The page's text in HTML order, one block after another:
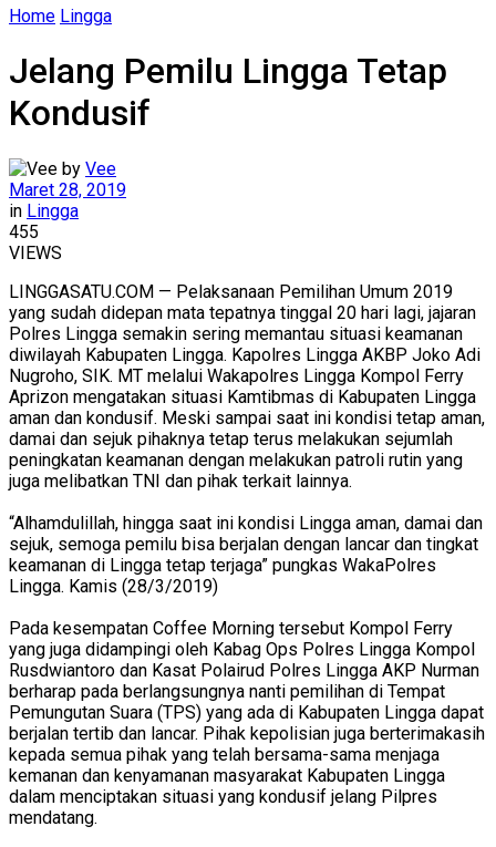
Home Lingga
Jelang Pemilu Lingga Tetap
Kondusif
by Vee
Maret 28, 2019
in Lingga
455
VIEWS
LINGGASATU.COM — Pelaksanaan Pemilihan Umum 2019
yang sudah didepan mata tepatnya tinggal 20 hari lagi, jajaran
Polres Lingga semakin sering memantau situasi keamanan
diwilayah Kabupaten Lingga. Kapolres Lingga AKBP Joko Adi
Nugroho, SIK. MT melalui Wakapolres Lingga Kompol Ferry
Aprizon mengatakan situasi Kamtibmas di Kabupaten Lingga
aman dan kondusif. Meski sampai saat ini kondisi tetap aman,
damai dan sejuk pihaknya tetap terus melakukan sejumlah
peningkatan keamanan dengan melakukan patroli rutin yang
juga melibatkan TNI dan pihak terkait lainnya.
“Alhamdulillah, hingga saat ini kondisi Lingga aman, damai dan
sejuk, semoga pemilu bisa berjalan dengan lancar dan tingkat
keamanan di Lingga tetap terjaga” pungkas WakaPolres
Lingga. Kamis (28/3/2019)
Pada kesempatan Coffee Morning tersebut Kompol Ferry
yang juga didampingi oleh Kabag Ops Polres Lingga Kompol
Rusdwiantoro dan Kasat Polairud Polres Lingga AKP Nurman
berharap pada berlangsungnya nanti pemilihan di Tempat
Pemungutan Suara (TPS) yang ada di Kabupaten Lingga dapat
berjalan tertib dan lancar. Pihak kepolisian juga berterimakasih
kepada semua pihak yang telah bersama-sama menjaga
kemanan dan kenyamanan masyarakat Kabupaten Lingga
dalam menciptakan situasi yang kondusif jelang Pilpres
mendatang.